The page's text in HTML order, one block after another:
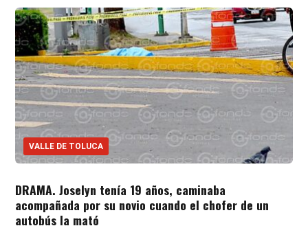
VALLE DE TOLUCA
DRAMA. Joselyn tenía 19 años, caminaba
acompañada por su novio cuando el chofer de un
autobús la mató